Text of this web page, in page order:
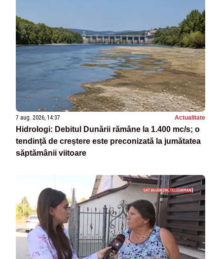
7 aug. 2026, 14:37 Actualitate
Hidrologi: Debitul Dunării rămâne la 1.400 mc/s; o
tendință de creștere este preconizată la jumătatea
săptămânii viitoare